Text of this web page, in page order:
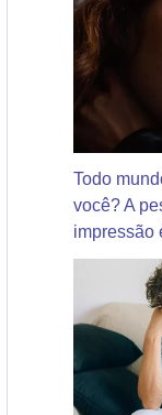
Todo
você? A
impressão